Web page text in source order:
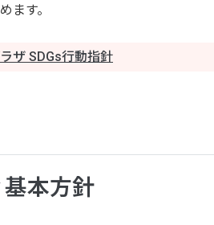
ます。
ザ SDGs行動指針
本方針